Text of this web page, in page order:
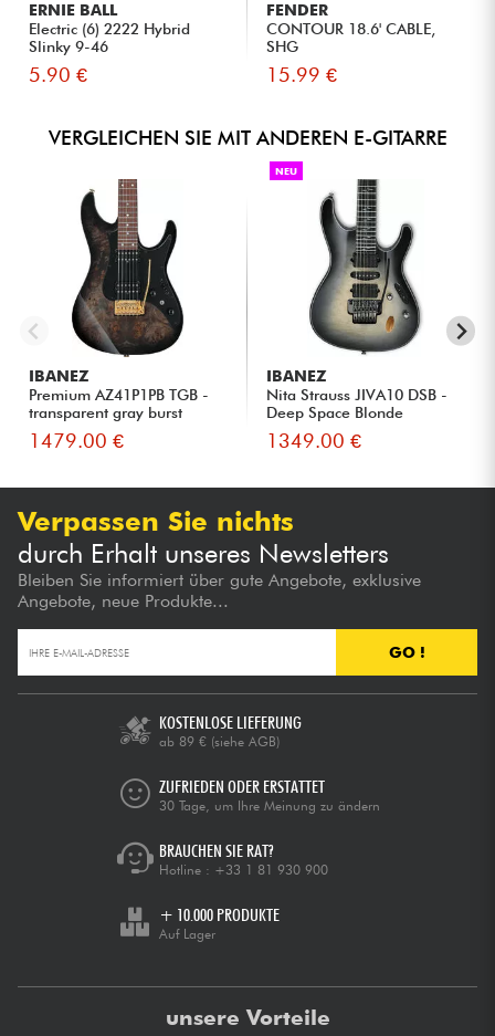
ERNIE BALL
Electric (6) 2222 Hybrid
Slinky 9-46
5.90 €
FENDER
CONTOUR 18.6' CABLE,
SHG
15.99 €
VERGLEICHEN SIE MIT ANDEREN E-GITARRE
IBANEZ
Premium AZ41P1PB TGB -
transparent gray burst
1479.00 €
NEU
IBANEZ
Nita Strauss JIVA10 DSB -
Deep Space Blonde
1349.00 €
Verpassen Sie nichts
durch Erhalt unseres Newsletters
Bleiben Sie informiert über gute Angebote, exklusive
Angebote, neue Produkte...
GO !
KOSTENLOSE LIEFERUNG
ab 89 € (siehe AGB)
ZUFRIEDEN ODER ERSTATTET
30 Tage, um Ihre Meinung zu ändern
BRAUCHEN SIE RAT?
Hotline : +33 1 81 930 900
+ 10.000 PRODUKTE
Auf Lager
unsere Vorteile